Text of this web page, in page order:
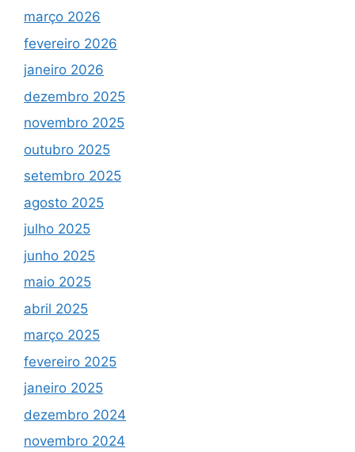
março 2026
fevereiro 2026
janeiro 2026
dezembro 2025
novembro 2025
outubro 2025
setembro 2025
agosto 2025
julho 2025
junho 2025
maio 2025
abril 2025
março 2025
fevereiro 2025
janeiro 2025
dezembro 2024
novembro 2024